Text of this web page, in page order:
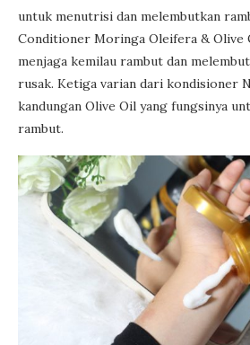
untuk menutrisi dan melembutkan
Conditioner Moringa Oleifera & Olive
menjaga kemilau rambut dan
rusak. Ketiga varian dari kondisioner
kandungan Olive Oil yang fungsinya
rambut.